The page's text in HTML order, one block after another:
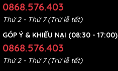
0868.576.403
Thứ 2 - Thứ 7 (Trừ lễ tết)
GÓP Ý & KHIẾU NẠI (08:30 - 17:00)
0868.576.403
Thứ 2 - Thứ 7 (Trừ lễ tết)